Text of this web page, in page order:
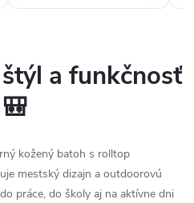
a funkčnosť
kožený batoh s rolltop
mestský dizajn a outdoorovú
práce, do školy aj na aktívne dni